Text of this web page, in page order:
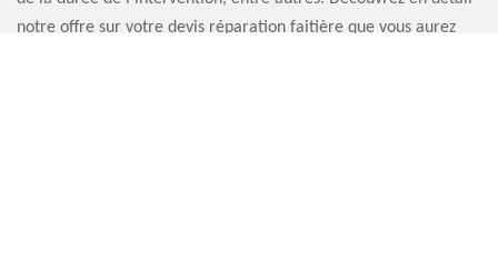
notre offre sur votre devis réparation faitière que vous aurez